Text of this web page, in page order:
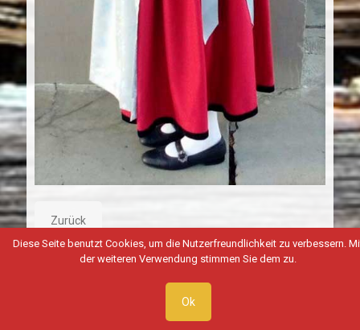
Zurück
Diese Seite benutzt Cookies, um die Nutzerfreundlichkeit zu verbessern.
der weiteren Verwendung stimmen Sie dem zu.
Ok